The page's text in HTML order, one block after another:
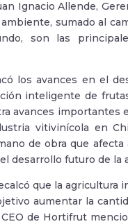
Ignacio Allende,
sumado al
son las
los avances en el
inteligente de
avances
vitivinícola en
de obra que
desarrollo futuro de la
que la
aumentar la
de Hortifrut